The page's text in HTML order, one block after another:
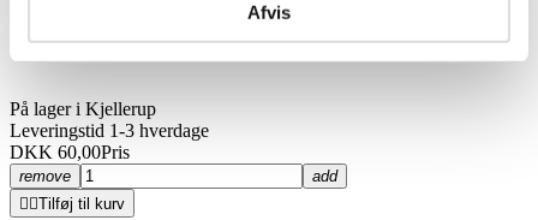
Afvis
På lager i Kjellerup
Leveringstid 1-3 hverdage
DKK 60,00Pris
remove
add
 Tilføj til kurv